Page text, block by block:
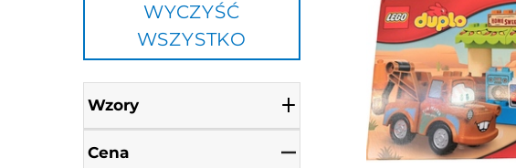
WYCZYŚĆ
WSZYSTKO
Wzory
Cena